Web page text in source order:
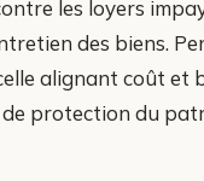
les loyers
des biens.
alignant coût et
protection du